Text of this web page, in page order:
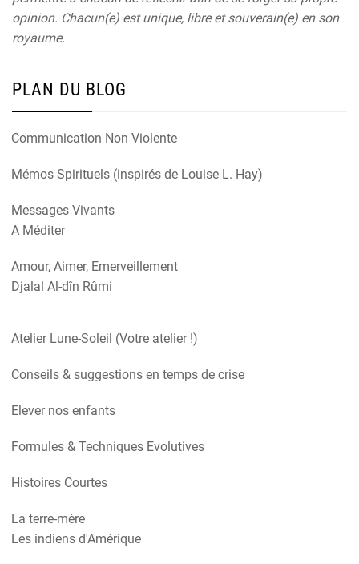
opinion. Chacun(e) est unique, libre et souverain(e) en son
royaume.
PLAN DU BLOG
Communication Non Violente
Mémos Spirituels (inspirés de Louise L. Hay)
Messages Vivants
A Méditer
Amour, Aimer, Emerveillement
Djalal Al-dîn Rûmi
Atelier Lune-Soleil (Votre atelier !)
Conseils & suggestions en temps de crise
Elever nos enfants
Formules & Techniques Evolutives
Histoires Courtes
La terre-mère
Les indiens d'Amérique